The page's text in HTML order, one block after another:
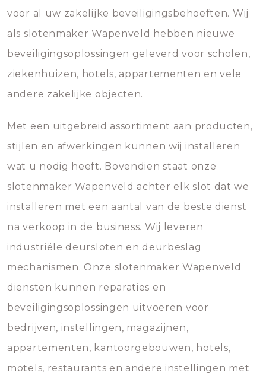
voor al uw zakelijke beveiligingsbehoeften. Wij
als slotenmaker Wapenveld hebben nieuwe
beveiligingsoplossingen geleverd voor scholen,
ziekenhuizen, hotels, appartementen en vele
andere zakelijke objecten.
Met een uitgebreid assortiment aan producten,
stijlen en afwerkingen kunnen wij installeren
wat u nodig heeft. Bovendien staat onze
slotenmaker Wapenveld achter elk slot dat we
installeren met een aantal van de beste dienst
na verkoop in de business. Wij leveren
industriële deursloten en deurbeslag
mechanismen. Onze slotenmaker Wapenveld
diensten kunnen reparaties en
beveiligingsoplossingen uitvoeren voor
bedrijven, instellingen, magazijnen,
appartementen, kantoorgebouwen, hotels,
motels, restaurants en andere instellingen met